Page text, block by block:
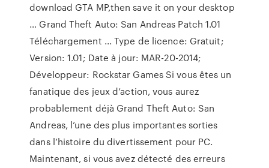
download GTA MP,then save it on your desktop
… Grand Theft Auto: San Andreas Patch 1.01
Téléchargement ... Type de licence: Gratuit;
Version: 1.01; Date à jour: MAR-20-2014;
Développeur: Rockstar Games Si vous êtes un
fanatique des jeux d’action, vous aurez
probablement déjà Grand Theft Auto: San
Andreas, l’une des plus importantes sorties
dans l’histoire du divertissement pour PC.
Maintenant, si vous avez détecté des erreurs